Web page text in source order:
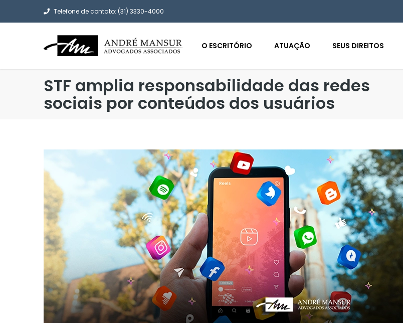
Telefone de contato: (31) 3330-4000
O ESCRITÓRIO ATUAÇÃO SEUS DIREITOS
STF amplia responsabilidade das redes
sociais por conteúdos dos usuários